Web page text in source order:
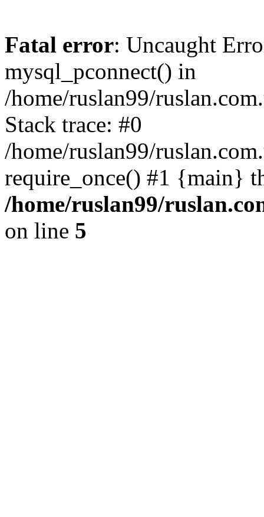
Fatal error: Uncaught
mysql_pconnect() in
/home/ruslan99/
Stack trace: #0
/home/ruslan99/
require_once() #1 {main}
/home/ruslan99/
on line 5